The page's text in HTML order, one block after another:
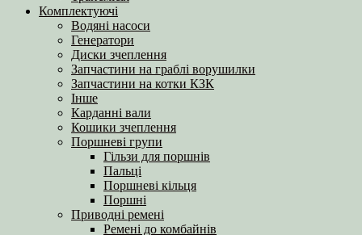
Комплектуючі
Водяні насоси
Генератори
Диски зчеплення
Запчастини на граблі ворушилки
Запчастини на котки КЗК
Інше
Карданні вали
Кошики зчеплення
Поршневі групи
Гільзи для поршнів
Пальці
Поршневі кільця
Поршні
Приводні ремені
Ремені до комбайнів